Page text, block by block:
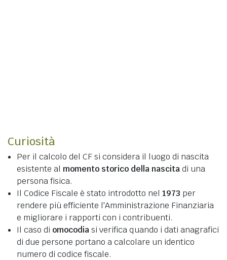
Curiosità
Per il calcolo del CF si considera il luogo di nascita
esistente al momento storico della nascitadi una
persona fisica.
Il Codice Fiscale è stato introdotto nel 1973 per
rendere più efficiente l'Amministrazione Finanziaria
e migliorare i rapporti con i contribuenti.
Il caso di omocodiasi verifica quando i dati anagrafici
di due persone portano a calcolare un identico
numero di codice fiscale.